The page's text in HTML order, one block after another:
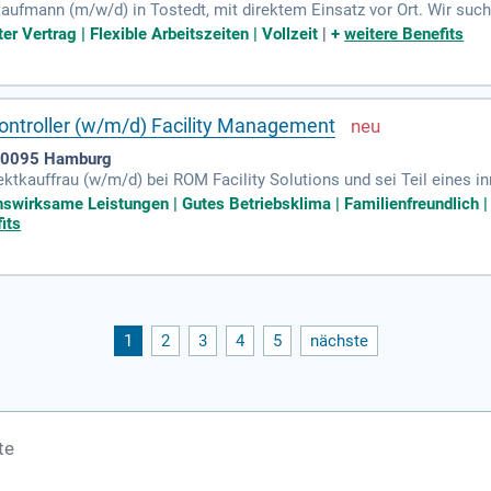
(m/w/d) in Tostedt, mit direktem Einsatz vor Ort. Wir
im Bereich Energieinfrastruktur. Deine Aufgaben umfassen
sowie Kostenkontrolle. Darüber hinaus bist du für
zuständig. Eine abgeschlossene kaufmännische
sind erforderlich. Begeisterung für Reisen und direkte
Vertrag | Flexible Arbeitszeiten | Vollzeit |+weitere Benefits
(w/m/d) Facility Management
Hamburg
(w/m/d) bei ROM Facility Solutions und sei Teil eines
der eng mit der Projekt- und Objektleitung zusammenarbeitet.
inklusive Rechnungsstellung und
deinen Verantwortungsbereich ab und du berichtest direkt
Leistungen | Gutes Betriebsklima | Familienfreundlich
1 2 3 4 5 nächste